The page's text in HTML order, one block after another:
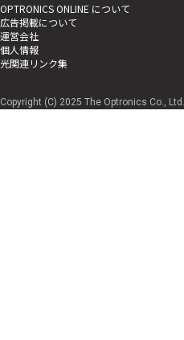
OPTRONICS ONLINE について
広告掲載について
運営会社
個人情報
光関連リンク集
Copyright (C) 2025 The Optronics Co.,